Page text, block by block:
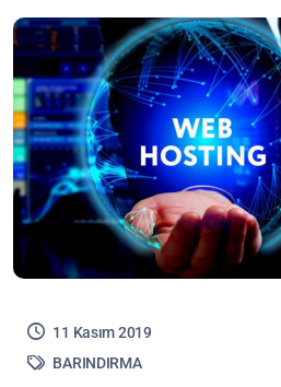
11 Kasım 2019
BARINDIRMA